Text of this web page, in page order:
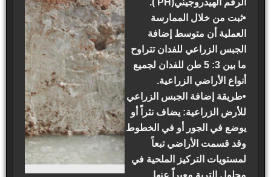
•ثبت من خلال الممارسة
العملية أن متوسط إضافة
الجبس الزراعي للفدان تتراوح
ما بين 3: 5 طن للفدان لجميع
أنواع الأراضي الزراعية.
•طريقة إضافة الجبس الزراعي
للأرض الزراعية: يضاف نثراً أو
يوضع في الجور أو في الخطوط
وقد قسمت الأراضي تبعاً
لمستويات التركيز الملحية في
محلول التربة معبراً عنها